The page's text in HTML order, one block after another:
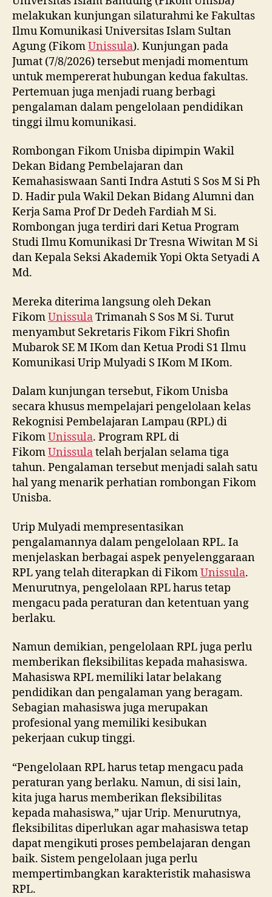
melakukan kunjungan silaturahmi ke Fakultas
Ilmu Komunikasi Universitas Islam Sultan
Agung (FikomUnissula). Kunjungan pada
Jumat (7/8/2026) tersebut menjadi momentum
untuk mempererat hubungan kedua fakultas.
Pertemuan juga menjadi ruang berbagi
pengalaman dalam pengelolaan pendidikan
tinggi ilmu komunikasi.
Rombongan Fikom Unisba dipimpin Wakil
Dekan Bidang Pembelajaran dan
Kemahasiswaan Santi Indra Astuti S Sos M Si Ph
D. Hadir pula Wakil Dekan Bidang Alumni dan
Kerja Sama Prof Dr Dedeh Fardiah M Si.
Rombongan juga terdiri dari Ketua Program
Studi Ilmu Komunikasi Dr Tresna Wiwitan M Si
dan Kepala Seksi Akademik Yopi Okta Setyadi A
Md.
Mereka diterima langsung oleh Dekan
FikomUnissulaTrimanah S Sos M Si. Turut
menyambut Sekretaris Fikom Fikri Shofin
Mubarok SE M IKom dan Ketua Prodi S1 Ilmu
Komunikasi Urip Mulyadi S IKom M IKom.
Dalam kunjungan tersebut, Fikom Unisba
secara khusus mempelajari pengelolaan kelas
Rekognisi Pembelajaran Lampau (RPL) di
FikomUnissula. Program RPL di
FikomUnissulatelah berjalan selama tiga
tahun. Pengalaman tersebut menjadi salah satu
hal yang menarik perhatian rombongan Fikom
Unisba.
Urip Mulyadi mempresentasikan
pengalamannya dalam pengelolaan RPL. Ia
menjelaskan berbagai aspek penyelenggaraan
RPL yang telah diterapkan di FikomUnissula.
Menurutnya, pengelolaan RPL harus tetap
mengacu pada peraturan dan ketentuan yang
berlaku.
Namun demikian, pengelolaan RPL juga perlu
memberikan fleksibilitas kepada mahasiswa.
Mahasiswa RPL memiliki latar belakang
pendidikan dan pengalaman yang beragam.
Sebagian mahasiswa juga merupakan
profesional yang memiliki kesibukan
pekerjaan cukup tinggi.
“Pengelolaan RPL harus tetap mengacu pada
peraturan yang berlaku. Namun, di sisi lain,
kita juga harus memberikan fleksibilitas
kepada mahasiswa,” ujar Urip. Menurutnya,
fleksibilitas diperlukan agar mahasiswa tetap
dapat mengikuti proses pembelajaran dengan
baik. Sistem pengelolaan juga perlu
mempertimbangkan karakteristik mahasiswa
RPL.